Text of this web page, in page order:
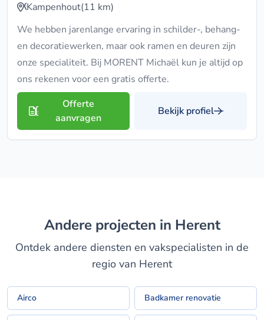
Kampenhout(11 km)
We hebben jarenlange ervaring in schilder-, behang-
en decoratiewerken, maar ook ramen en deuren zijn
onze specialiteit. Bij MORENT Michaël kun je altijd op
ons rekenen voor een gratis offerte.
Offerte
aanvragen
Bekijk profiel
Andere projecten in Herent
Ontdek andere diensten en vakspecialisten in de
regio van Herent
Airco Badkamer renovatie